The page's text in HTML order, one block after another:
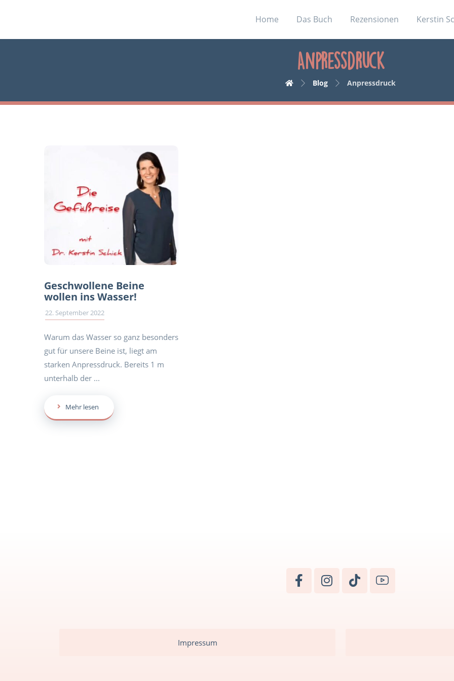
Home Das Buch Rezensionen Kerstin
Anpressdruck
Blog Anpressdruck
Geschwollene Beine
wollen ins Wasser!
22. September 2022
Warum das Wasser so ganz besonders
gut für unsere Beine ist, liegt am
starken Anpressdruck. Bereits 1 m
unterhalb der ...
Mehr lesen
Impressum